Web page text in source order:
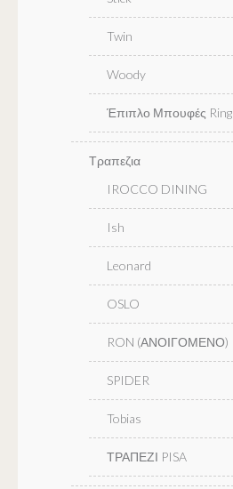
Twin
Woody
Έπιπλο Μπουφές Ring
Τραπεζια
IROCCO DINING
Ish
Leonard
OSLO
RON (ΑΝΟΙΓΟΜΕΝΟ)
SPIDER
Tobias
ΤΡΑΠΕΖΙ PISA